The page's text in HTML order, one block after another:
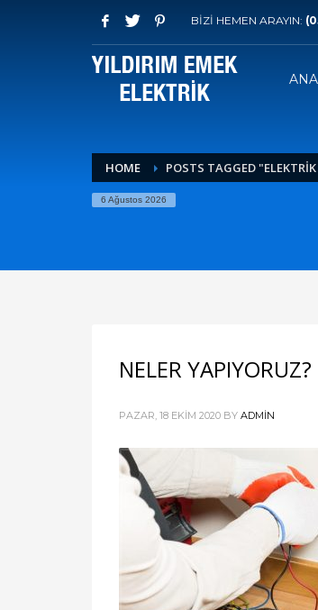
BİZİ HEMEN ARAYIN:
HOME POSTS TAGGED
6 Ağustos 2026
NELER YAPIYORUZ?
PAZAR, 18 EKIM 2020 BY ADMIN